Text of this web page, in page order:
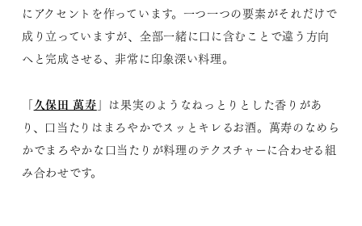
にアクセントを作っています。一つ一つの要素がそれだけで
成り立っていますが、全部一緒に口に含むことで違う方向
へと完成させる、非常に印象深い料理。
「久保田 萬寿 」は果実のようなねっとりとした香りがあ
り、口当たりはまろやかでスッとキレるお酒。萬寿のなめら
かでまろやかな口当たりが料理のテクスチャーに合わせる組
み合わせです。